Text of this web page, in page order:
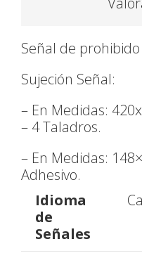
Señal de
Sujeción Señal:
– En Medidas:
– 4 Taladros.
– En Medidas:
Adhesivo.
Idioma
de
Señales